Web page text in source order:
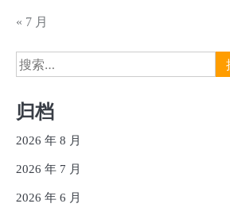
« 7 月
搜
索：
归档
2026 年 8 月
2026 年 7 月
2026 年 6 月